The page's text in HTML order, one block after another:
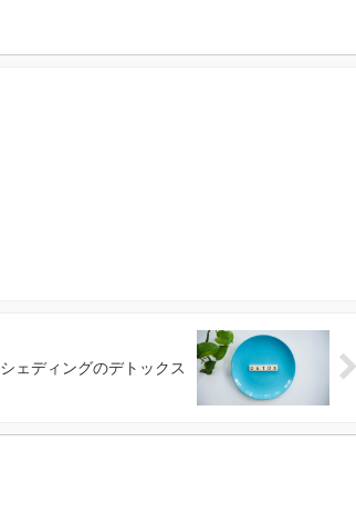
シェディングのデトックス